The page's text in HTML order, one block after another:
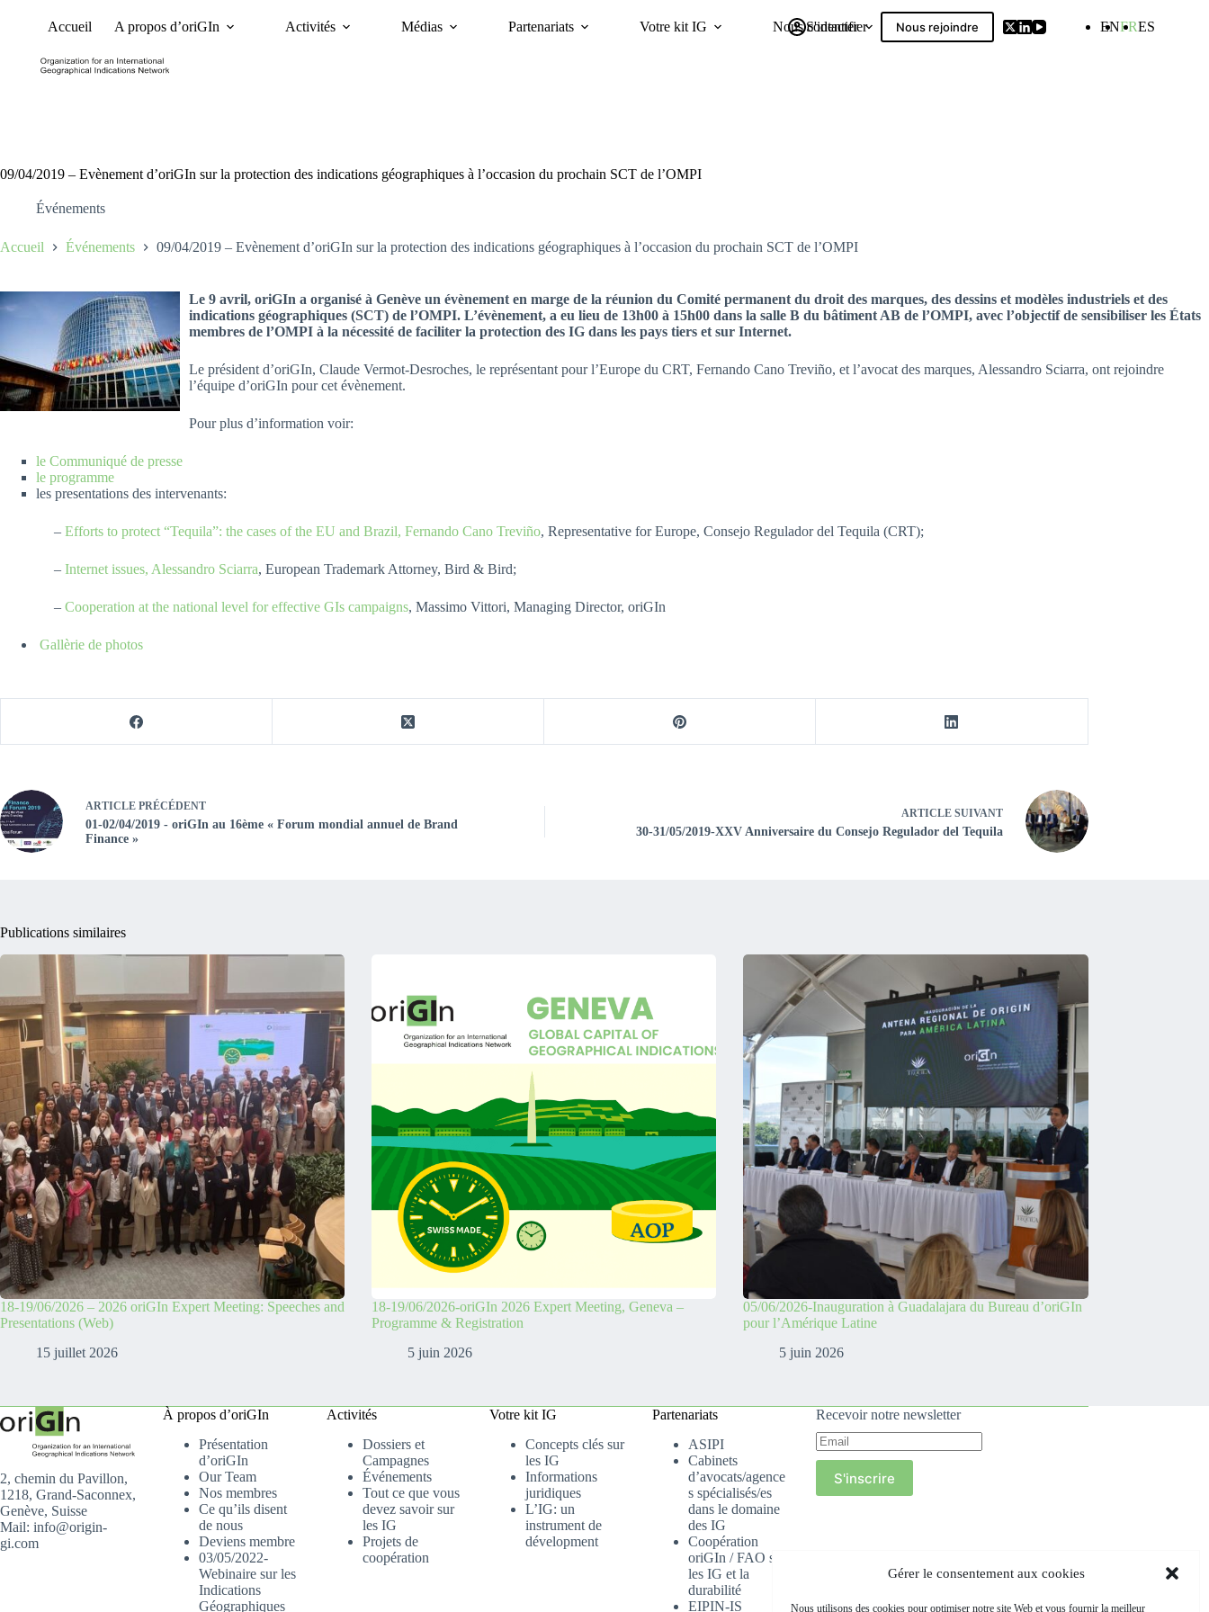
Gérer le consentement aux cookies
Nous utilisons des cookies pour optimiser notre site Web et vous fournir la meilleur
Accueil A propos d’oriGIn Activités Médias Partenariats Votre kit IG Nous contacter
S'identifier Nous rejoindre ENFRES
09/04/2019 – Evènement d’oriGIn sur la protection des indications géographiques à l’occasion du prochain SCT de l’OMPI
Événements
Accueil Événements 09/04/2019 – Evènement d’oriGIn sur la protection des indications géographiques à l’occasion du prochain SCT de l’OMPI
Le 9 avril, oriGIn a organisé à Genève un évènement en marge de la réunion du Comité permanent du droit des marques, des dessins et modèles industriels et des
indications géographiques (SCT) de l’OMPI. L’évènement, a eu lieu de 13h00 à 15h00 dans la salle B du bâtiment AB de l’OMPI, avec l’objectif de sensibiliser les États
membres de l’OMPI à la nécessité de faciliter la protection des IG dans les pays tiers et sur Internet.
Le président d’oriGIn, Claude Vermot-Desroches, le représentant pour l’Europe du CRT, Fernando Cano Treviño, et l’avocat des marques, Alessandro Sciarra, ont rejoindre
l’équipe d’oriGIn pour cet évènement.
Pour plus d’information voir:
le Communiqué de presse
le programme
les presentations des intervenants:
– Efforts to protect “Tequila”: the cases of the EU and Brazil, Fernando Cano Treviño, Representative for Europe, Consejo Regulador del Tequila (CRT);
– Internet issues, Alessandro Sciarra, European Trademark Attorney, Bird & Bird;
– Cooperation at the national level for effective GIs campaigns, Massimo Vittori, Managing Director, oriGIn
Gallèrie de photos
ARTICLE PRÉCÉDENT
01-02/04/2019 - oriGIn au 16ème « Forum mondial annuel de Brand
Finance »
ARTICLESUIVANT
30-31/05/2019-XXV Anniversaire du Consejo Regulador del Tequila
Publications similaires
18-19/06/2026 – 2026 oriGIn Expert Meeting: Speeches and
Presentations (Web)
15 juillet 2026
18-19/06/2026-oriGIn 2026 Expert Meeting, Geneva –
Programme & Registration
5 juin 2026
05/06/2026-Inauguration à Guadalajara du Bureau d’oriGIn
pour l’Amérique Latine
5 juin 2026
2, chemin du Pavillon,
1218, Grand-Saconnex,
Genève, Suisse
Mail: info@origin-
gi.com
À propos d’oriGIn
Présentation
d’oriGIn
Our Team
Nos membres
Ce qu’ils disent
de nous
Deviens membre
03/05/2022-
Webinaire sur les
Indications
Géographiques
Activités
Dossiers et
Campagnes
Événements
Tout ce que vous
devez savoir sur
les IG
Projets de
coopération
Votre kit IG
Concepts clés sur
les IG
Informations
juridiques
L’IG: un
instrument de
dévelopment
Partenariats
ASIPI
Cabinets
d’avocats/agence
s spécialisés/es
dans le domaine
des IG
Coopération
oriGIn / FAO sur
les IG et la
durabilité
EIPIN-IS
Recevoir notre newsletter
S'inscrire